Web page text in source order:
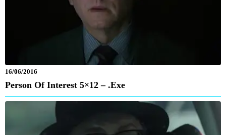
16/06/2016
Person Of Interest 5×12 – .exe